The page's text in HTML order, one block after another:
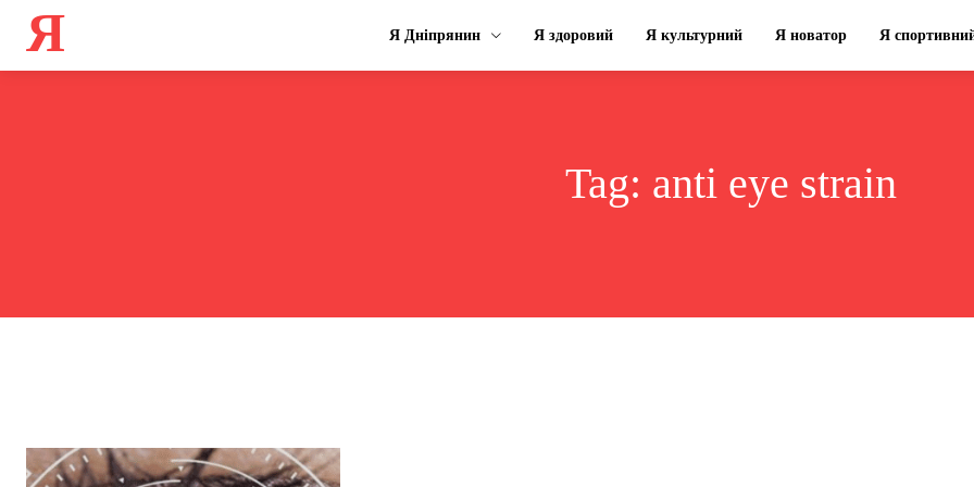
Я Я Дніпрянин Я здоровий Я культурний Я новатор Я
Tag: anti eye strain